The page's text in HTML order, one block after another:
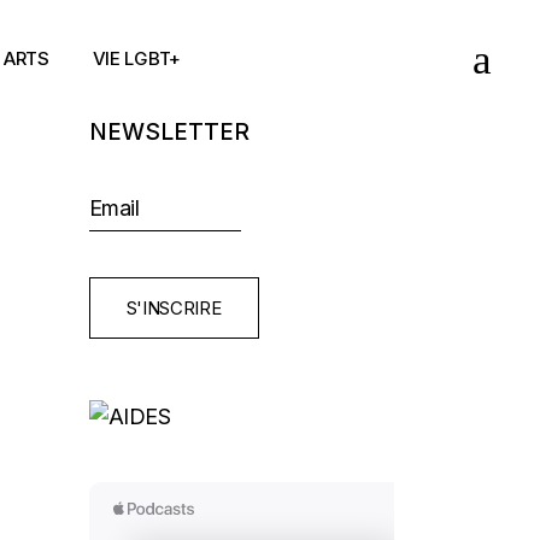
ARTS VIE LGBT+
NEWSLETTER
S'INSCRIRE